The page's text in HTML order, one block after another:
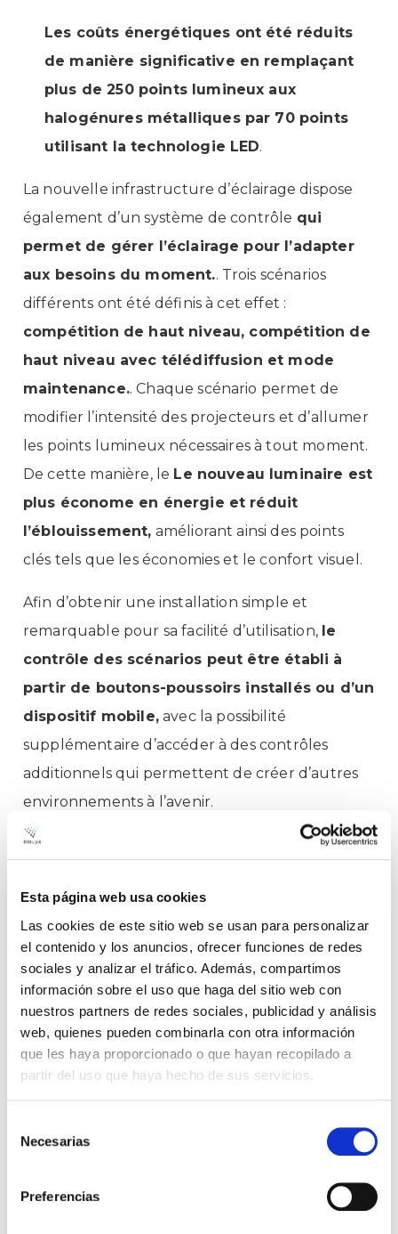
Esta página web usa cookies
Las cookies de este sitio web se usan para personalizar
el contenido y los anuncios, ofrecer funciones de redes
sociales y analizar el tráfico. Además, compartimos
información sobre el uso que haga del sitio web con
nuestros partners de redes sociales, publicidad y análisis
web, quienes pueden combinarla con otra información
que les haya proporcionado o que hayan recopilado a
partir del uso que haya hecho de sus servicios.
Necesarias
Preferencias
Les coûts énergétiques ont été réduits
de manière significative en remplaçant
plus de 250 points lumineux aux
halogénures métalliques par 70 points
utilisant la technologie LED.
La nouvelle infrastructure d’éclairage dispose
également d’un système de contrôle qui
permet de gérer l’éclairage pour l’adapter
aux besoins du moment.. Trois scénarios
différents ont été définis à cet effet :
compétition de haut niveau, compétition de
haut niveau avec télédiffusion et mode
maintenance.. Chaque scénario permet de
modifier l’intensité des projecteurs et d’allumer
les points lumineux nécessaires à tout moment.
De cette manière, le Le nouveau luminaire est
plus économe en énergie et réduit
l’éblouissement, améliorant ainsi des points
clés tels que les économies et le confort visuel.
Afin d’obtenir une installation simple et
remarquable pour sa facilité d’utilisation, le
contrôle des scénarios peut être établi à
partir de boutons-poussoirs installés ou d’un
dispositif mobile, avec la possibilité
supplémentaire d’accéder à des contrôles
additionnels qui permettent de créer d’autres
environnements à l’avenir.
Une solution d’éclairage